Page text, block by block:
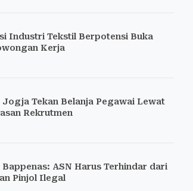
Industri Tekstil Berpotensi Buka
Kerja
Jogja Tekan Belanja Pegawai Lewat
Rekrutmen
ASN Harus Terhindar dari
Pinjol Ilegal